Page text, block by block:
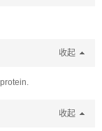
收起
收起